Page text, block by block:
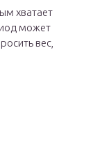
хватает
может
вес,